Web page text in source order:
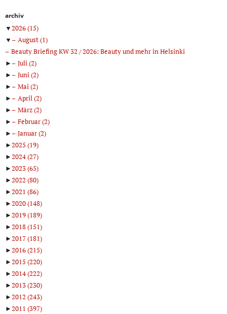
archiv
▼2026(15)
▼
August(1)
Beauty Briefing KW 32 / 2026: Beauty und mehr in Helsinki
►
Juli(2)
►
Juni(2)
►
Mai(2)
►
April(2)
►
März(2)
►
Februar(2)
►
Januar(2)
►2025 (19)
►2024(27)
►2023(65)
►2022 (80)
►2021 (86)
►2020(148)
►2019(189)
►2018(151)
►2017(181)
►2016(215)
►2015 (220)
►2014(222)
►2013(230)
►2012 (243)
►2011 (397)